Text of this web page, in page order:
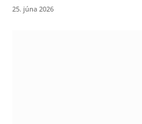
25. júna 2026